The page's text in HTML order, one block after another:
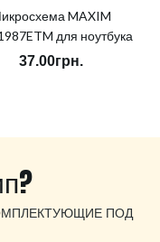
MAXIM
для ноутбука
37.00грн.
ПОД